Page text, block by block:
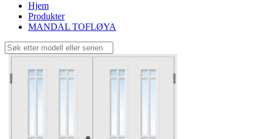
Hjem
Produkter
MANDAL TOFLØYA